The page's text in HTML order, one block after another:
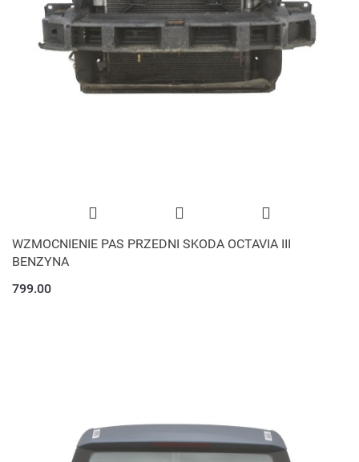
WZMOCNIENIE PAS PRZEDNI SKODA OCTAVIA III
BENZYNA
799.00